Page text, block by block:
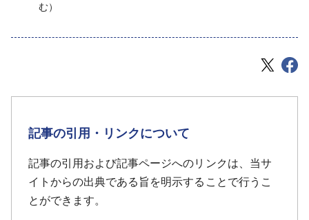
む）
記事の引用・リンクについて
記事の引用および記事ページへのリンクは、当サ
イトからの出典である旨を明示することで行うこ
とができます。